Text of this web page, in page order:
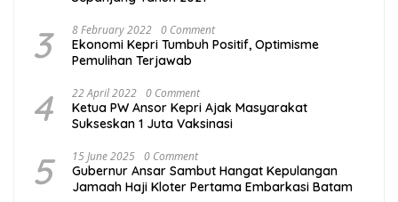
3 8 February 2022 0 Comment
Ekonomi Kepri Tumbuh Positif, Optimisme
Pemulihan Terjawab
4 22 April 2022 0 Comment
Ketua PW Ansor Kepri Ajak Masyarakat
Sukseskan 1 Juta Vaksinasi
5 15 June 2025 0 Comment
Gubernur Ansar Sambut Hangat Kepulangan
Jamaah Haji Kloter Pertama Embarkasi Batam